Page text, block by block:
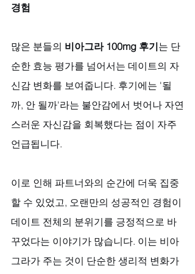
경험
많은 분들의 비아그라 100mg 후기는 단
순한 효능 평가를 넘어서는 데이트의 자
신감 변화를 보여줍니다. 후기에는 '될
까, 안 될까'라는 불안감에서 벗어나 자연
스러운 자신감을 회복했다는 점이 자주
언급됩니다.
이로 인해 파트너와의 순간에 더욱 집중
할 수 있었고, 오랜만의 성공적인 경험이
데이트 전체의 분위기를 긍정적으로 바
꾸었다는 이야기가 많습니다. 이는 비아
그라가 주는 것이 단순한 생리적 변화가